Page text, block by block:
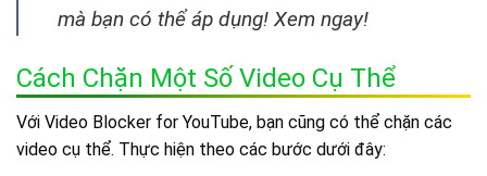
mà bạn có thể áp dụng! Xem ngay!
Cách Chặn Một Số Video Cụ Thể
Với Video Blocker for YouTube, bạn cũng có thể chặn các
video cụ thể. Thực hiện theo các bước dưới đây: